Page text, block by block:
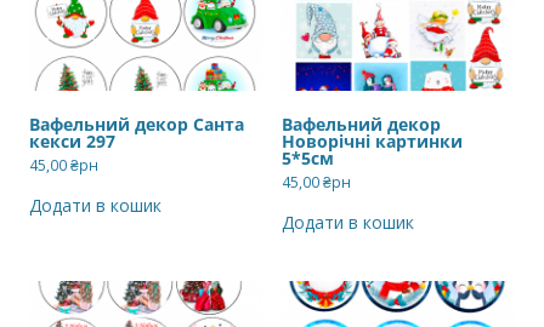
Вафельний декор Санта
кекси 297
45,00₴рн
Додати в кошик
Вафельний декор
Новорічні картинки
5*5см
45,00₴рн
Додати в кошик